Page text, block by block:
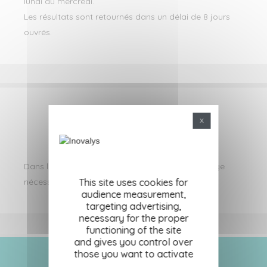
Les résultats sont retournés dans un délai de 8 jours
ouvrés.
Dans le devis qui vous sera retourné, le flaconnage
nécessaire sera indiqué.
X
This site uses cookies for
audience measurement,
targeting advertising,
necessary for the proper
functioning of the site
and gives you control over
those you want to activate